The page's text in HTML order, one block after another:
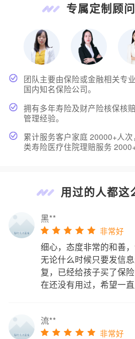
专属定制顾
团队主要由保险或金融相关专
国内知名保险公司。
拥有多年寿险及财产险核保核
管理经验。
累计服务客户家庭 20000+人
类寿险医疗住院理赔服务 2000+
用过的人都这
黑**
非常好
细心，态度非常的和善
无论什么时候只要发信
复，已经给孩子买了保
在还没有用过，希望一直
流**
非常好